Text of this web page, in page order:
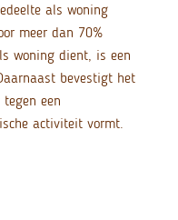
als woning
meer dan 70%
woning dient, is een
bevestigt het
een
activiteit vormt.